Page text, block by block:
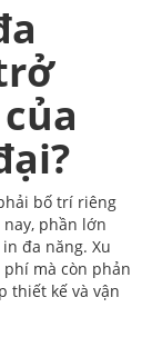
bố trí riêng
phần lớn
đa năng. Xu
mà còn phản
thiết kế và vận